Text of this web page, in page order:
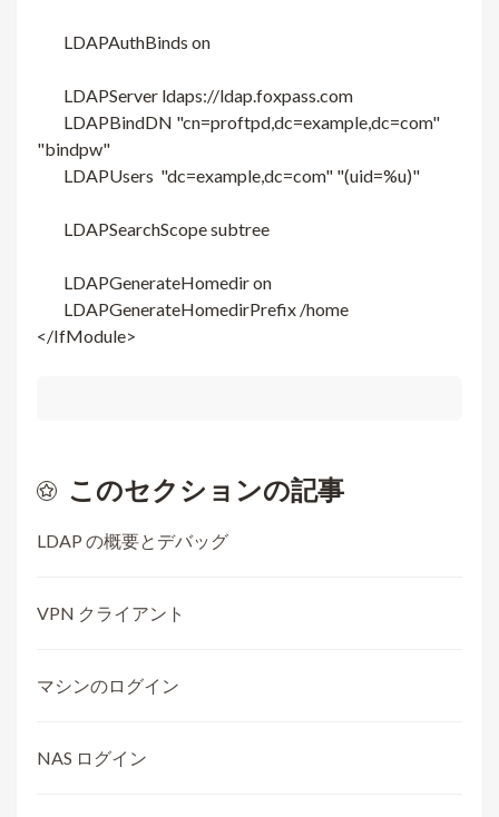
LDAPAuthBinds on
LDAPServer ldaps://ldap.foxpass.com
LDAPBindDN "cn=proftpd,dc=example,dc=com"
"bindpw"
LDAPUsers "dc=example,dc=com" "(uid=%u)"
LDAPSearchScope subtree
LDAPGenerateHomedir on
LDAPGenerateHomedirPrefix /home
</IfModule>
このセクションの記事
LDAP の概要とデバッグ
VPN クライアント
マシンのログイン
NAS ログイン